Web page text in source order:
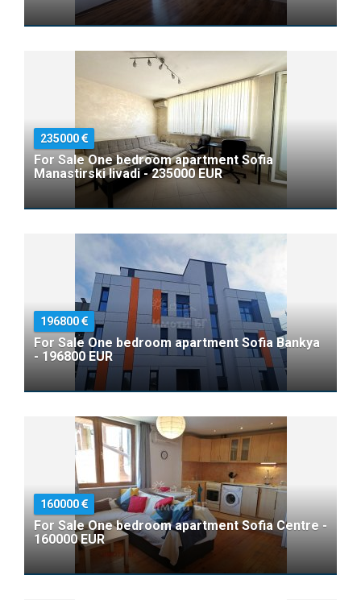
235000
For Sale One bedroom apartment Sofia
Manastirski livadi - 235000 EUR
196800
For Sale One bedroom apartment Sofia Bankya
- 196800 EUR
160000
For Sale One bedroom apartment Sofia Centre -
160000 EUR